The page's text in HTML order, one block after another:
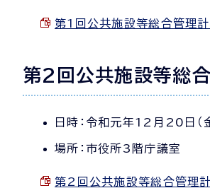
第1回公共施設等総合管理
第2回公共施設等総
日時：令和元年12月20日（
場所：市役所3階庁議室
第2回公共施設等総合管理